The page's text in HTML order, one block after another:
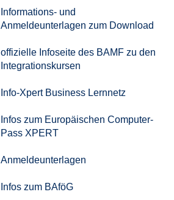
Informations- und
Anmeldeunterlagen zum Download
offizielle Infoseite des BAMF zu den
Integrationskursen
Info-Xpert Business Lernnetz
Infos zum Europäischen Computer-
Pass XPERT
Anmeldeunterlagen
Infos zum BAföG